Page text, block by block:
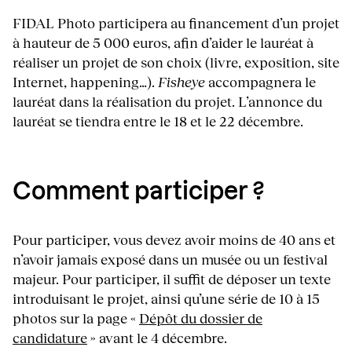
FIDAL Photo participera au financement d’un projet
à hauteur de 5 000 euros, afin d’aider le lauréat à
réaliser un projet de son choix (livre, exposition, site
Internet, happening…). Fisheye accompagnera le
lauréat dans la réalisation du projet. L’annonce du
lauréat se tiendra entre le 18 et le 22 décembre.
Comment participer ?
Pour participer, vous devez avoir moins de 40 ans et
n’avoir jamais exposé dans un musée ou un festival
majeur. Pour participer, il suffit de déposer un texte
introduisant le projet, ainsi qu’une série de 10 à 15
photos sur la page « Dépôt du dossier de
candidature» avant le 4 décembre.